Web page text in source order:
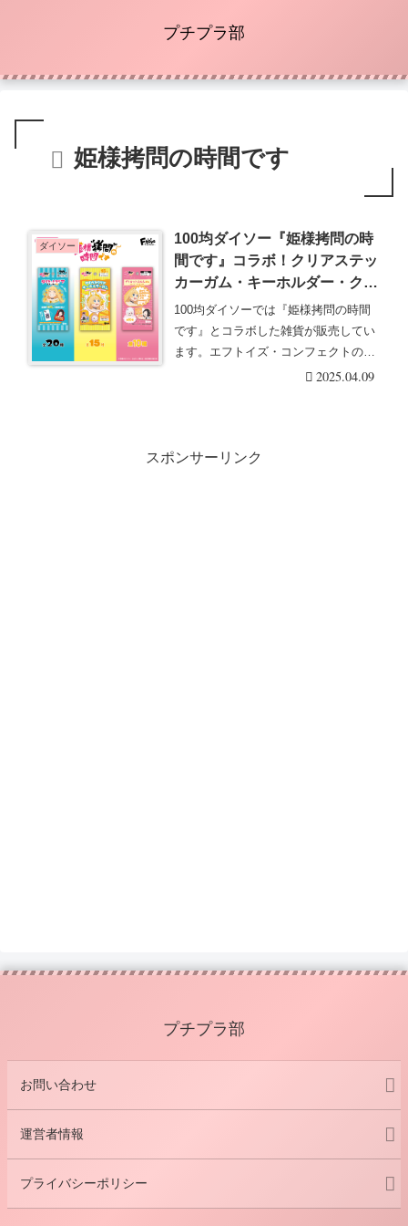
プチプラ部
姫様拷問の時間です
ダイソー
100均ダイソー『姫様拷問の時
間です』コラボ！クリアステッ
カーガム・キーホルダー・クリ
アステッカーなどが発売！
100均ダイソーでは『姫様拷問の時間
です』とコラボした雑貨が販売してい
ます。エフトイズ・コンフェクトのコ
レクショングッズ・・・続きを読む
2025.04.09
スポンサーリンク
プチプラ部
お問い合わせ
運営者情報
プライバシーポリシー